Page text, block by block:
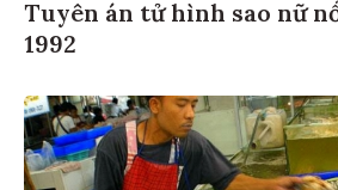
Tuyên án tử hình sao nữ
1992